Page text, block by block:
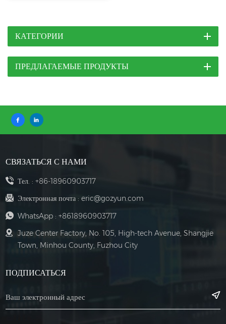
КАТЕГОРИИ
ПРЕДЛАГАЕМЫЕ ПРОДУКТЫ
СВЯЗАТЬСЯ С НАМИ
Тел. : +86-18960903717
Электронная почта : eric@gozyun.com
WhatsApp : +8618960903717
Juze Center Factory, No. 105, High-tech Avenue, Shangjie
Town, Minhou County, Fuzhou City
ПОДПИСАТЬСЯ